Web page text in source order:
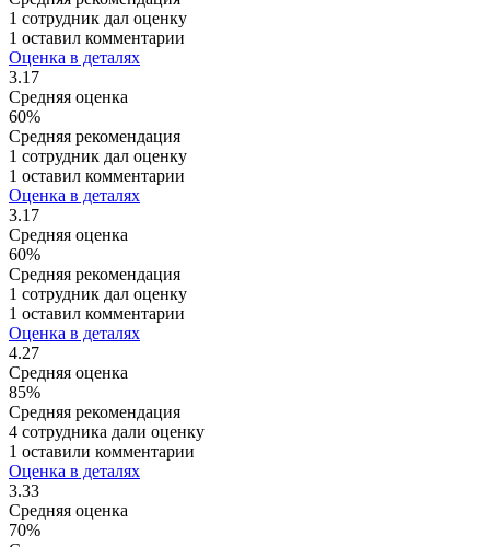
1 сотрудник дал оценку
1 оставил комментарии
Оценка в деталях
3.17
Средняя оценка
60%
Средняя рекомендация
1 сотрудник дал оценку
1 оставил комментарии
Оценка в деталях
3.17
Средняя оценка
60%
Средняя рекомендация
1 сотрудник дал оценку
1 оставил комментарии
Оценка в деталях
4.27
Средняя оценка
85%
Средняя рекомендация
4 сотрудника дали оценку
1 оставили комментарии
Оценка в деталях
3.33
Средняя оценка
70%